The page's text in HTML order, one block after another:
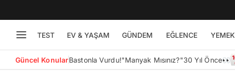
TEST EV & YAŞAM GÜNDEM EĞLENCE YEMEK
Güncel KonularBastonla Vurdu!"Manyak Mısınız?"30 Yıl Önce👀